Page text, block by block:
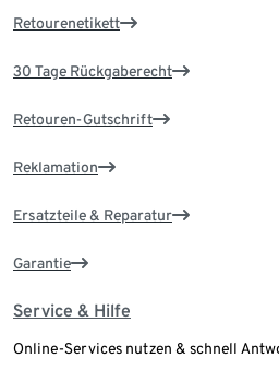
Retourenetikett
30 Tage Rückgaberecht
Retouren-Gutschrift
Reklamation
Ersatzteile & Reparatur
Garantie
Service & Hilfe
Online-Services nutzen & schnell